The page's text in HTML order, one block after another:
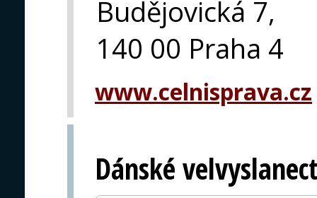
Budějovická 7,
140 00 Praha 4
www.celnisprava.cz
Dánské